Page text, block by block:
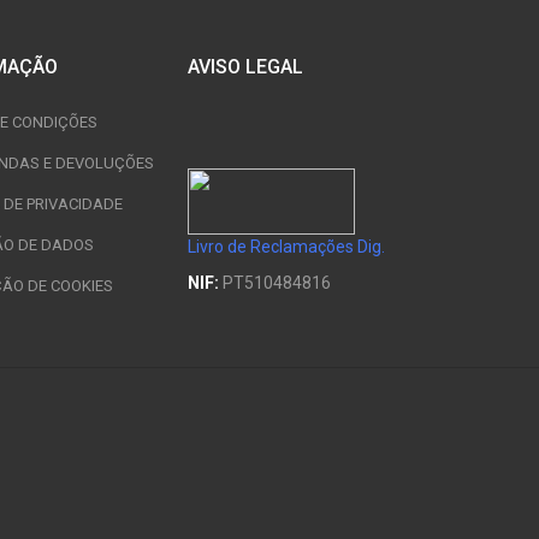
CONDIÇÕES
E DEVOLUÇÕES
DE PRIVACIDADE
DE DADOS
DE COOKIES
AVISO LEGAL
Livro de Reclamações Dig.
NIF: PT510484816